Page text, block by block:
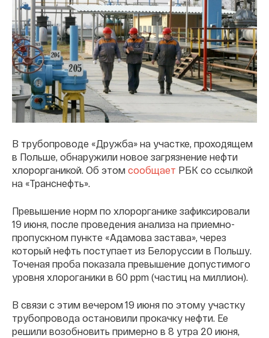
В трубопроводе «Дружба» на участке, проходящем
в Польше, обнаружили новое загрязнение нефти
хлорорганикой. Об этом сообщает РБК со ссылкой
на «Транснефть».
Превышение норм по хлорорганике зафиксировали
19 июня, после проведения анализа на приемно-
пропускном пункте «Адамова застава», через
который нефть поступает из Белоруссии в Польшу.
Точеная проба показала превышение допустимого
уровня хлороганики в 60 ppm (частиц на миллион).
В связи с этим вечером 19 июня по этому участку
трубопровода остановили прокачку нефти. Ее
решили возобновить примерно в 8 утра 20 июня,